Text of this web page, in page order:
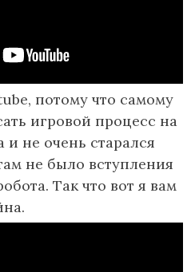
потому что самому
игровой процесс на
и не очень старался
не было вступления
Так что вот я вам